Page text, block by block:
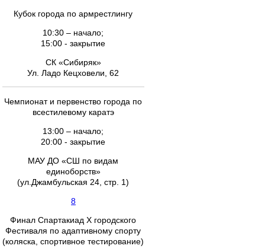
Кубок города по армрестлингу
10:30 – начало;
15:00 - закрытие
СК «Сибиряк»
Ул. Ладо Кецховели, 62
Чемпионат и первенство города по
всестилевому каратэ
13:00 – начало;
20:00 - закрытие
МАУ ДО «СШ по видам
единоборств»
(ул.Джамбульская 24, стр. 1)
8
Финал Спартакиад Х городского
Фестиваля по адаптивному спорту
(коляска, спортивное тестирование)